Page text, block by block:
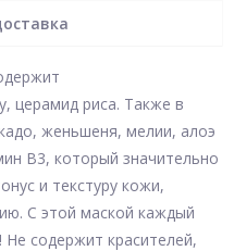
церамид риса. Также в
женьшеня, мелии, алоэ
В3, который значительно
и текстуру кожи,
С этой маской каждый
содержит красителей,